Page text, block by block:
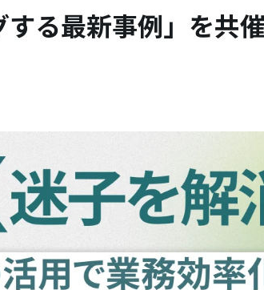
る最新事例」を共